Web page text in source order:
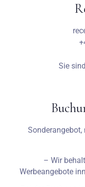
Sie
– Wir
Werbeangebote